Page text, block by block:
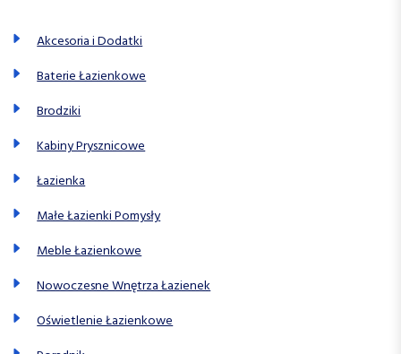
Akcesoria i Dodatki
Baterie Łazienkowe
Brodziki
Kabiny Prysznicowe
Łazienka
Małe Łazienki Pomysły
Meble Łazienkowe
Nowoczesne Wnętrza Łazienek
Oświetlenie Łazienkowe